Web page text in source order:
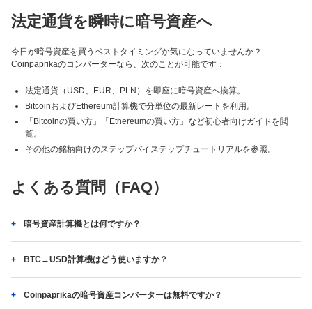
法定通貨を瞬時に暗号資産へ
今日が暗号資産を買うベストタイミングか気になっていませんか？
Coinpaprikaのコンバーターなら、次のことが可能です：
法定通貨（USD、EUR、PLN）を即座に暗号資産へ換算。
BitcoinおよびEthereum計算機で分単位の最新レートを利用。
「Bitcoinの買い方」「Ethereumの買い方」など初心者向けガイドを閲
覧。
その他の銘柄向けのステップバイステップチュートリアルを参照。
よくある質問（FAQ）
暗号資産計算機とは何ですか？
BTC→USD計算機はどう使いますか？
Coinpaprikaの暗号資産コンバーターは無料ですか？